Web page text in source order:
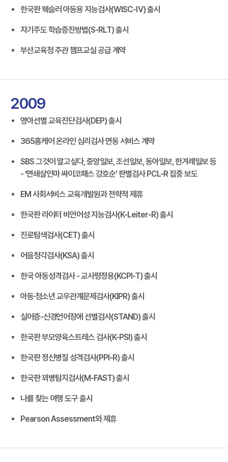
한국판 웩슬러 아동용 지능검사(WISC-Ⅳ) 출시
자기주도 학습증진방법(S-RLT) 출시
부산교육청 주관 챔프교실 공급 계약
2009
영아선별 교육진단검사(DEP) 출시
365홈케어 온라인 심리검사 연동 서비스 계약
SBS 그것이 알고싶다, 중앙일보, 조선일보, 동아일보, 한겨례일보 등
- ‘연쇄살인마 싸이코패스 강호순’ 판별검사 PCL-R 집중 보도
EM 사회서비스 교육개발원과 전략적 제휴
한국판 라이터 비언어성 지능검사(K-Leiter-R) 출시
진로탐색검사(CET) 출시
어음청각검사(KSA) 출시
한국 아동성격검사 - 교사평정용(KCPI-T) 출시
아동·청소년 교우관계문제검사(KIPR) 출시
실어증-신경언어장애 선별검사(STAND) 출시
한국판 부모양육스트레스 검사(K-PSI) 출시
한국판 정신병질 성격검사(PPI-R) 출시
한국판 꾀병탐지검사(M-FAST) 출시
나를 찾는 여행 도구 출시
Pearson Assessment와 제휴